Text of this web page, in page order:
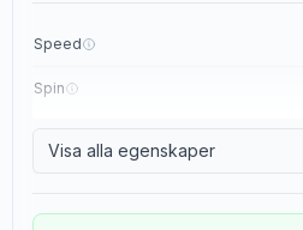
Speed
Spin
Visa alla egenskaper